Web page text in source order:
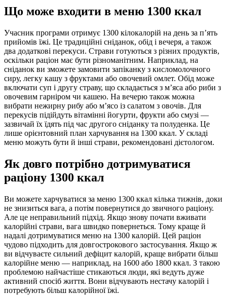
Що може входити в меню 1300 ккал
Учасник програми отримує 1300 кілокалорій на день за п’ять
прийомів їжі. Це традиційні сніданок, обід і вечеря, а також
два додаткові перекуси. Страви готуються з різних продуктів,
оскільки раціон має бути різноманітним. Наприклад, на
сніданок ви зможете замовити запіканку з кисломолочного
сиру, легку кашу з фруктами або овочевий омлет. Обід може
включати суп і другу страву, що складається з м’яса або риби з
овочевим гарніром чи кашею. На вечерю також можна
вибрати нежирну рибу або м’ясо із салатом з овочів. Для
перекусів підійдуть вітамінні йогурти, фрукти або смузі —
зазвичай їх їдять під час другого сніданку та полуденка. Це
лише орієнтовний план харчування на 1300 ккал. У складі
меню можуть бути й інші страви, рекомендовані дієтологом.
Як довго потрібно дотримуватися
раціону 1300 ккал
Ви можете харчуватися за меню 1300 ккал кілька тижнів, доки
не знизиться вага, а потім повернутися до звичного раціону.
Але це неправильний підхід. Якщо знову почати вживати
калорійні страви, вага швидко повернеться. Тому краще й
надалі дотримуватися меню на 1300 калорій. Цей раціон
чудово підходить для довгострокового застосування. Якщо ж
ви відчуваєте сильний дефіцит калорій, краще вибрати більш
калорійне меню — наприклад, на 1600 або 1800 ккал. З такою
проблемою найчастіше стикаються люди, які ведуть дуже
активний спосіб життя. Вони відчувають нестачу калорій і
потребують більш калорійної їжі.